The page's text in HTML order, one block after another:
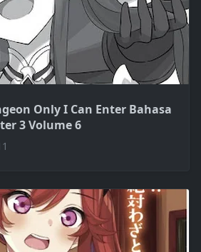
Only I Can Enter Bahasa
3 Volume 6